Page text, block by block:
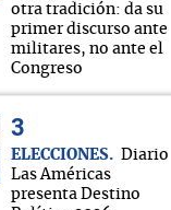
otra tradición: da su
primer discurso ante
militares, no ante el
Congreso
ELECCIONES
Diario
Las Américas
presenta Destino